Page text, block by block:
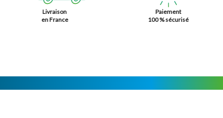
Livraison
en France
Paiement
100 % sécurisé